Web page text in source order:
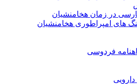
در زمان هخامنشیان
های امپراطوری هخامنشیان
فردوسی
دارویی